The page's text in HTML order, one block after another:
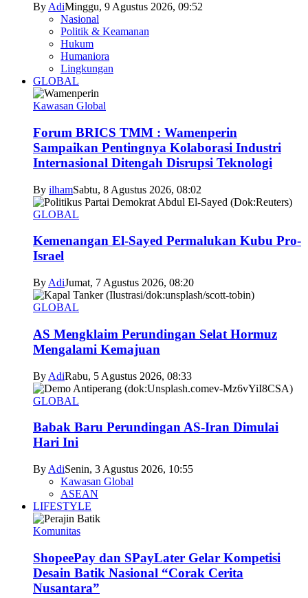
By AdiMinggu, 9 Agustus 2026, 09:52
Nasional
Politik & Keamanan
Hukum
Humaniora
Lingkungan
GLOBAL
Kawasan Global
Forum BRICS TMM : Wamenperin
Sampaikan Pentingnya Kolaborasi Industri
Internasional Ditengah Disrupsi Teknologi
By ilhamSabtu, 8 Agustus 2026, 08:02
GLOBAL
Kemenangan El-Sayed Permalukan Kubu Pro-
Israel
By AdiJumat, 7 Agustus 2026, 08:20
GLOBAL
AS Mengklaim Perundingan Selat Hormuz
Mengalami Kemajuan
By AdiRabu, 5 Agustus 2026, 08:33
GLOBAL
Babak Baru Perundingan AS-Iran Dimulai
Hari Ini
By AdiSenin, 3 Agustus 2026, 10:55
Kawasan Global
ASEAN
LIFESTYLE
Komunitas
ShopeePay dan SPayLater Gelar Kompetisi
Desain Batik Nasional “Corak Cerita
Nusantara”